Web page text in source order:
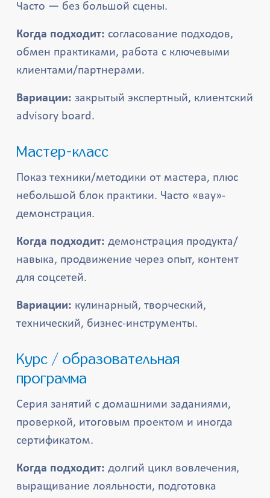
Часто — без большой сцены.
Когда подходит: согласование подходов,
обмен практиками, работа с ключевыми
клиентами/партнерами.
Вариации: закрытый экспертный, клиентский
advisory board.
Мастер-класс
Показ техники/методики от мастера, плюс
небольшой блок практики. Часто «вау»-
демонстрация.
Когда подходит: демонстрация продукта/
навыка, продвижение через опыт, контент
для соцсетей.
Вариации: кулинарный, творческий,
технический, бизнес-инструменты.
Курс / образовательная
программа
Серия занятий с домашними заданиями,
проверкой, итоговым проектом и иногда
сертификатом.
Когда подходит: долгий цикл вовлечения,
выращивание лояльности, подготовка